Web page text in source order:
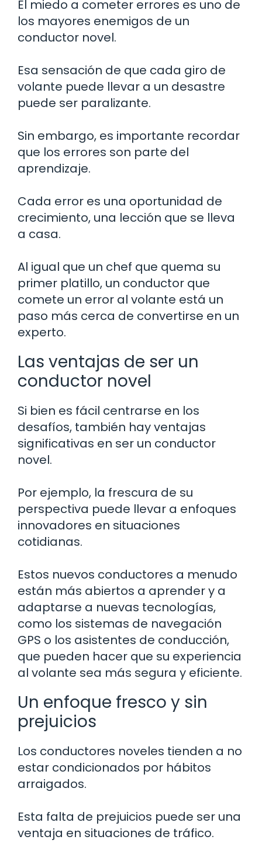
El miedo a cometer errores es uno de
los mayores enemigos de un
conductor novel.
Esa sensación de que cada giro de
volante puede llevar a un desastre
puede ser paralizante.
Sin embargo, es importante recordar
que los errores son parte del
aprendizaje.
Cada error es una oportunidad de
crecimiento, una lección que se lleva
a casa.
Al igual que un chef que quema su
primer platillo, un conductor que
comete un error al volante está un
paso más cerca de convertirse en un
experto.
Las ventajas de ser un
conductor novel
Si bien es fácil centrarse en los
desafíos, también hay ventajas
significativas en ser un conductor
novel.
Por ejemplo, la frescura de su
perspectiva puede llevar a enfoques
innovadores en situaciones
cotidianas.
Estos nuevos conductores a menudo
están más abiertos a aprender y a
adaptarse a nuevas tecnologías,
como los sistemas de navegación
GPS o los asistentes de conducción,
que pueden hacer que su experiencia
al volante sea más segura y eficiente.
Un enfoque fresco y sin
prejuicios
Los conductores noveles tienden a no
estar condicionados por hábitos
arraigados.
Esta falta de prejuicios puede ser una
ventaja en situaciones de tráfico.